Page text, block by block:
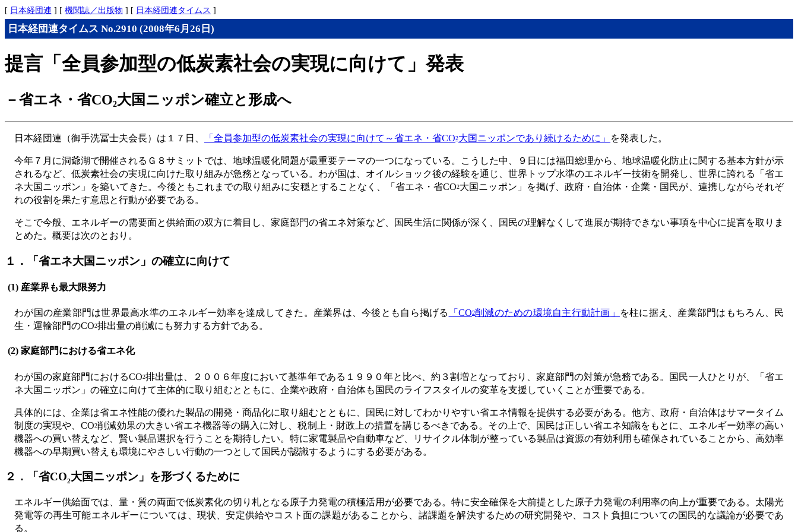
[ 日本経団連 ] [ 機関誌／出版物 ] [ 日本経団連タイムス ]
日本経団連タイムス No.2910 (2008年6月26日)
提言「全員参加型の低炭素社会の実現に向けて」発表
－省エネ・省CO2大国ニッポン確立と形成へ
日本経団連（御手洗冨士夫会長）は１７日、 「全員参加型の低炭素社会の実現に向けて～省エネ・省CO2大国ニッポンであり続けるために」 を発表した。
今年７月に洞爺湖で開催されるＧ８サミットでは、地球温暖化問題が最重要テーマの一つになっている。こうした中、９日には福田総理から、地球温暖化防止に関する基本方針が示
されるなど、低炭素社会の実現に向けた取り組みが急務となっている。わが国は、オイルショック後の経験を通じ、世界トップ水準のエネルギー技術を開発し、世界に誇れる「省エ
ネ大国ニッポン」を築いてきた。今後ともこれまでの取り組みに安穏とすることなく、「省エネ・省CO2大国ニッポン」を掲げ、政府・自治体・企業・国民が、連携しながらそれぞ
れの役割を果たす意思と行動が必要である。
そこで今般、エネルギーの需要面と供給面の双方に着目し、家庭部門の省エネ対策など、国民生活に関係が深く、国民の理解なくして進展が期待できない事項を中心に提言を取りま
とめた。概要は次のとおり。
１．「省エネ大国ニッポン」の確立に向けて
(1) 産業界も最大限努力
わが国の産業部門は世界最高水準のエネルギー効率を達成してきた。産業界は、今後とも自ら掲げる 「CO2削減のための環境自主行動計画」
を柱に据え、産業部門はもちろん、民
生・運輸部門のCO2排出量の削減にも努力する方針である。
(2) 家庭部門における省エネ化
わが国の家庭部門におけるCO2排出量は、２００６年度において基準年である１９９０年と比べ、約３割増となっており、家庭部門の対策が急務である。国民一人ひとりが、「省エ
ネ大国ニッポン」の確立に向けて主体的に取り組むとともに、企業や政府・自治体も国民のライフスタイルの変革を支援していくことが重要である。
具体的には、企業は省エネ性能の優れた製品の開発・商品化に取り組むとともに、国民に対してわかりやすい省エネ情報を提供する必要がある。他方、政府・自治体はサマータイム
制度の実現や、CO2削減効果の大きい省エネ機器等の購入に対し、税制上・財政上の措置を講じるべきである。その上で、国民は正しい省エネ知識をもとに、エネルギー効率の高い
機器への買い替えなど、賢い製品選択を行うことを期待したい。特に家電製品や自動車など、リサイクル体制が整っている製品は資源の有効利用も確保されていることから、高効率
機器への早期買い替えも環境にやさしい行動の一つとして国民が認識するようにする必要がある。
２．「省CO2大国ニッポン」を形づくるために
エネルギー供給面では、量・質の両面で低炭素化の切り札となる原子力発電の積極活用が必要である。特に安全確保を大前提とした原子力発電の利用率の向上が重要である。太陽光
発電等の再生可能エネルギーについては、現状、安定供給やコスト面の課題があることから、諸課題を解決するための研究開発や、コスト負担についての国民的な議論が必要であ
る。